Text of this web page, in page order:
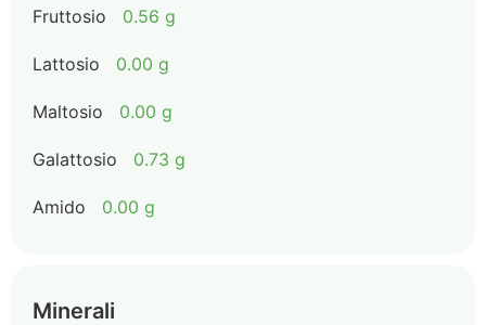
Fruttosio 0.56 g
Lattosio 0.00 g
Maltosio 0.00 g
Galattosio 0.73 g
Amido 0.00 g
Minerali